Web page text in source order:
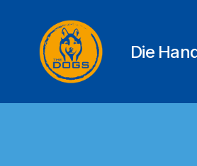
DOGS
Die